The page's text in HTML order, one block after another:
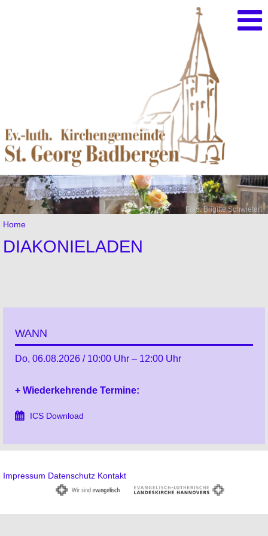
Foto: Brigitte Schwietert
Home
DIAKONIELADEN
WANN
Do, 06.08.2026 / 10:00 Uhr – 12:00 Uhr
+ Wiederkehrende Termine:
ICS Download
Impressum Datenschutz Kontakt